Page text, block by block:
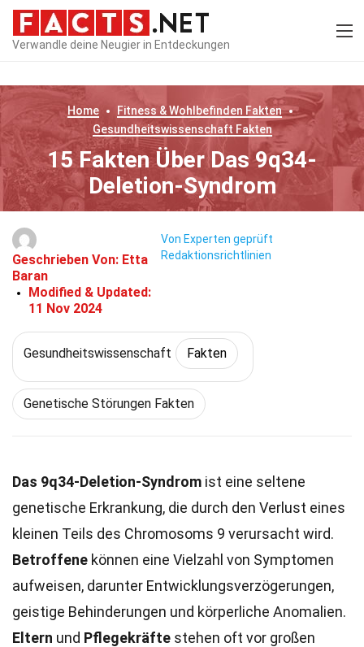
Verwandle deine Neugier in Entdeckungen
Home Fitness & Wohlbefinden Fakten
Gesundheitswissenschaft Fakten
15 Fakten Über Das 9q34-
Deletion-Syndrom
Geschrieben Von: Etta
Baran
Modified & Updated:
11 Nov 2024
Von Experten geprüft
Redaktionsrichtlinien
Gesundheitswissenschaft Fakten
Genetische Störungen Fakten
Das 9q34-Deletion-Syndrom ist eine seltene
genetische Erkrankung, die durch den Verlust eines
kleinen Teils des Chromosoms 9 verursacht wird.
Betroffene können eine Vielzahl von Symptomen
aufweisen, darunter Entwicklungsverzögerungen,
geistige Behinderungen und körperliche Anomalien.
Eltern und Pflegekräfte stehen oft vor großen